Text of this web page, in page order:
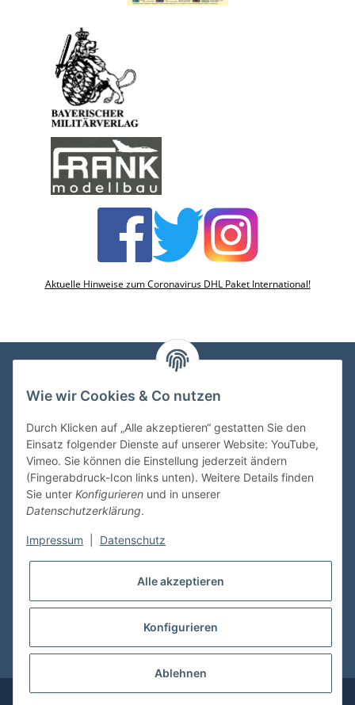
Aktuelle Hinweise zum Coronavirus DHL Paket International!
VDMedien24.de
Kasernenstraße 6-10
66482 Zweibrücken
Tel. 06332 72710
eMail: heinz.nickel@vdmedien.de
Shop Service
* Alle Preise inkl. gesetzlicher USt., zzgl.Versand
© vdmedien24.de Besucherzähler: 10722647
Wie wir Cookies & Co nutzen
Durch Klicken auf „Alle akzeptieren“ gestatten Sie den
Einsatz folgender Dienste auf unserer Website: YouTube,
Vimeo. Sie können die Einstellung jederzeit ändern
(Fingerabdruck-Icon links unten). Weitere Details finden
Sie unter Konfigurieren und in unserer
Datenschutzerklärung.
Impressum Datenschutz
Alle akzeptieren
Konfigurieren
Ablehnen